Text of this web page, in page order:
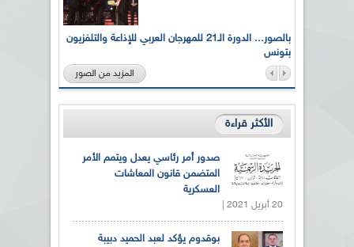
بالصور... الدورة الـ21 للمهرجان العربي للإذاعة والتلفزيون
بتونس
المزيد من الصور
الأكثر قراءة
صدور أمر رئاسي يعدل ويتمم الأمر
المتضمن قانون المعاشات
العسكرية
20 أبريل 2021 |
بوقدوم يؤكد لعبد الحميد دبيبة